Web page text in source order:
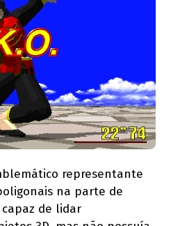
representante
na parte de
capaz de lidar